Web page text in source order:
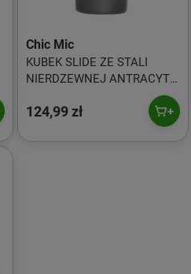
Chic Mic
KUBEK SLIDE ZE STALI
NIERDZEWNEJ ANTRACYT
124,99 zł